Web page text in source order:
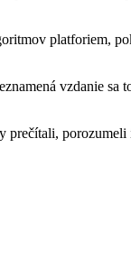
platforiem,
vzdanie sa
prečítali,